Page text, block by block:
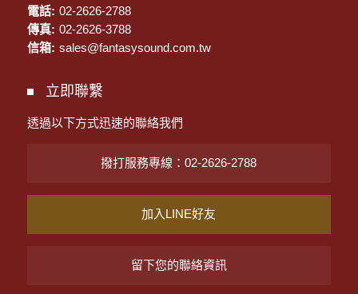
電話: 02-2626-2788
傳真: 02-2626-3788
信箱: sales@fantasysound.com.tw
立即聯繫
透過以下方式迅速的聯絡我們
撥打服務專線：02-2626-2788
加入LINE好友
留下您的聯絡資訊